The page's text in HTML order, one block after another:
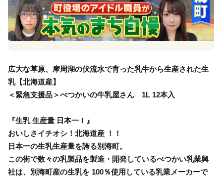
広大な草原、摩周湖の伏流水で育った乳牛から生産された生
乳【北海道産】
＜緊急支援品＞べつかいの牛乳屋さん 1L 12本入
『生乳 生産量 日本一！』
おいしさイチオシ！北海道産 ！！
日本一の生乳生産量を誇る別海町。
この街で数々の乳製品を製造・開発しているべつかい乳業興
社は、別海町産の生乳を 100％使用している乳業メーカーで